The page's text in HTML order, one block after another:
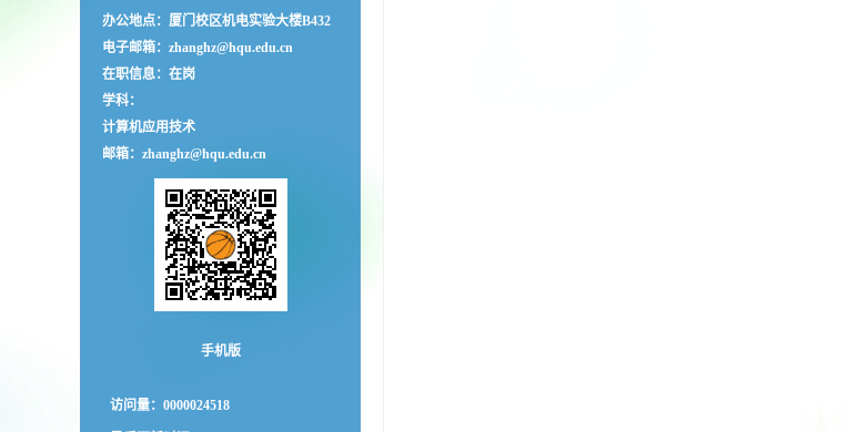
办公地点：厦门校区机电实验大楼B432
电子邮箱： zhanghz@hqu.edu.cn
在职信息：在岗
学科：
计算机应用技术
邮箱： zhanghz@hqu.edu.cn
手机版
访问量： 0000024518